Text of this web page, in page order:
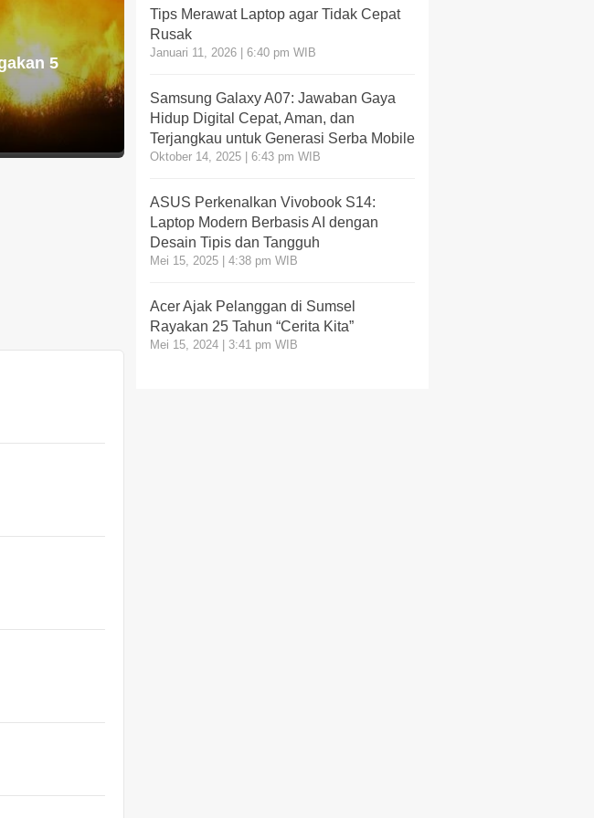
5
Tips Merawat Laptop agar Tidak Cepat
Rusak
Januari 11, 2026 | 6:40 pm WIB
Samsung Galaxy A07: Jawaban Gaya
Hidup Digital Cepat, Aman, dan
Terjangkau untuk Generasi Serba Mobile
Oktober 14, 2025 | 6:43 pm WIB
ASUS Perkenalkan Vivobook S14:
Laptop Modern Berbasis AI dengan
Desain Tipis dan Tangguh
Mei 15, 2025 | 4:38 pm WIB
Acer Ajak Pelanggan di Sumsel
Rayakan 25 Tahun “Cerita Kita”
Mei 15, 2024 | 3:41 pm WIB